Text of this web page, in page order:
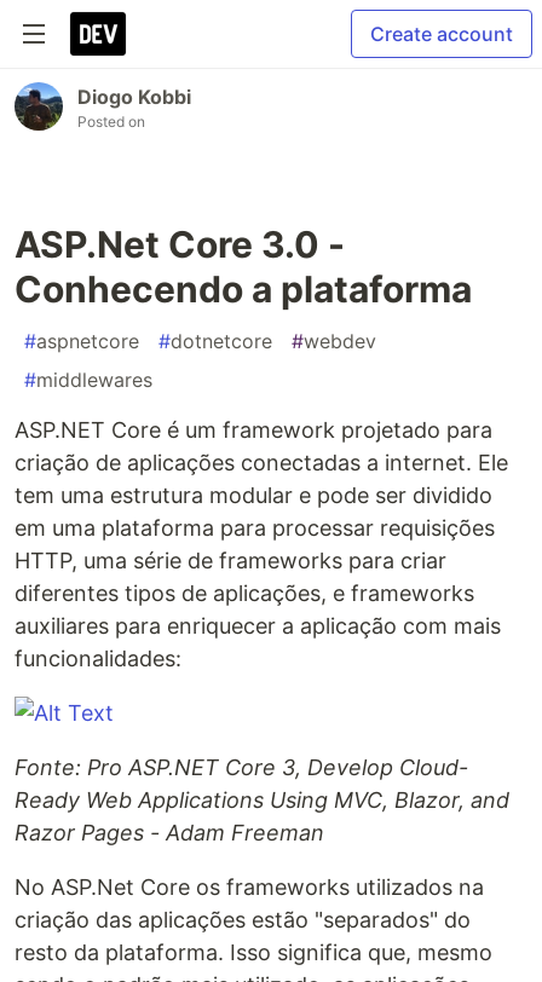
Create account
Diogo Kobbi
Posted on
ASP.Net Core 3.0 -
Conhecendo a plataforma
#aspnetcore #dotnetcore #webdev
#middlewares
ASP.NET Core é um framework projetado para
criação de aplicações conectadas a internet. Ele
tem uma estrutura modular e pode ser dividido
em uma plataforma para processar requisições
HTTP, uma série de frameworks para criar
diferentes tipos de aplicações, e frameworks
auxiliares para enriquecer a aplicação com mais
funcionalidades:
Fonte: Pro ASP.NET Core 3, Develop Cloud-
Ready Web Applications Using MVC, Blazor, and
Razor Pages - Adam Freeman
No ASP.Net Core os frameworks utilizados na
criação das aplicações estão "separados" do
resto da plataforma. Isso significa que, mesmo